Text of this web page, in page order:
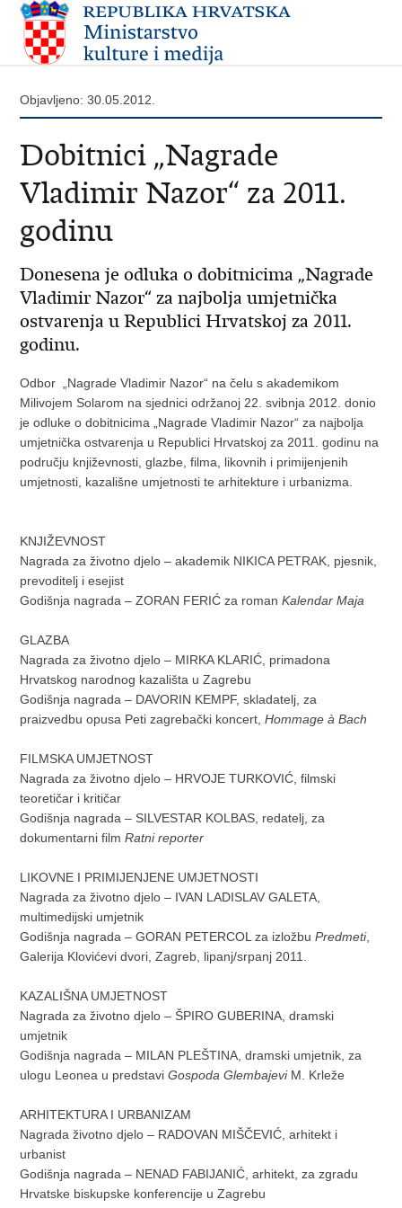
Objavljeno: 30.05.2012.
Dobitnici „Nagrade
Vladimir Nazor“ za 2011.
godinu
Donesena je odluka o dobitnicima „Nagrade
Vladimir Nazor“ za najbolja umjetnička
ostvarenja u Republici Hrvatskoj za 2011.
godinu.
Odbor „Nagrade Vladimir Nazor“ na čelu s akademikom
Milivojem Solarom na sjednici održanoj 22. svibnja 2012. donio
je odluke o dobitnicima „Nagrade Vladimir Nazor“ za najbolja
umjetnička ostvarenja u Republici Hrvatskoj za 2011. godinu na
području književnosti, glazbe, filma, likovnih i primijenjenih
umjetnosti, kazališne umjetnosti te arhitekture i urbanizma.
KNJIŽEVNOST
Nagrada za životno djelo – akademik NIKICA PETRAK, pjesnik,
prevoditelj i esejist
Godišnja nagrada – ZORAN FERIĆ za romanKalendar Maja
GLAZBA
Nagrada za životno djelo – MIRKA KLARIĆ, primadona
Hrvatskog narodnog kazališta u Zagrebu
Godišnja nagrada – DAVORIN KEMPF, skladatelj, za
praizvedbu opusa Peti zagrebački koncert,Hommage à Bach
FILMSKA UMJETNOST
Nagrada za životno djelo – HRVOJE TURKOVIĆ, filmski
teoretičar i kritičar
Godišnja nagrada – SILVESTAR KOLBAS, redatelj, za
dokumentarni filmRatni reporter
LIKOVNE I PRIMIJENJENE UMJETNOSTI
Nagrada za životno djelo – IVAN LADISLAV GALETA,
multimedijski umjetnik
Godišnja nagrada – GORAN PETERCOL za izložbuPredmeti,
Galerija Klovićevi dvori, Zagreb, lipanj/srpanj 2011.
KAZALIŠNA UMJETNOST
Nagrada za životno djelo – ŠPIRO GUBERINA, dramski
umjetnik
Godišnja nagrada – MILAN PLEŠTINA, dramski umjetnik, za
ulogu Leonea u predstaviGospoda GlembajeviM. Krleže
ARHITEKTURA I URBANIZAM
Nagrada životno djelo – RADOVAN MIŠČEVIĆ, arhitekt i
urbanist
Godišnja nagrada – NENAD FABIJANIĆ, arhitekt, za zgradu
Hrvatske biskupske konferencije u Zagrebu